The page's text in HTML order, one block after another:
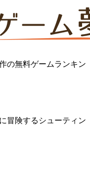
の無料ゲームランキン
冒険するシューティン